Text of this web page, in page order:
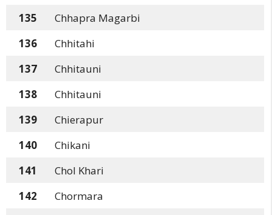
135
Chhapra Magarbi
136
Chhitahi
137
Chhitauni
138
Chhitauni
139
Chierapur
140
Chikani
141
Chol Khari
142
Chormara